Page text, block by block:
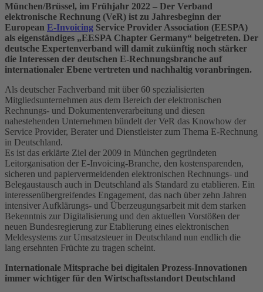
München/Brüssel, im Frühjahr 2022 – Der Verband
elektronische Rechnung (VeR) ist zu Jahresbeginn der
European E-Invoicing Service Provider Association (EESPA)
als eigenständiges „EESPA Chapter Germany“ beigetreten. Der
deutsche Expertenverband will damit zukünftig noch stärker
die Interessen der deutschen E-Rechnungsbranche auf
internationaler Ebene vertreten und nachhaltig voranbringen.
Als deutscher Fachverband mit über 60 spezialisierten
Mitgliedsunternehmen aus dem Bereich der elektronischen
Rechnungs- und Dokumentenverarbeitung und diesen
nahestehenden Unternehmen bündelt der VeR das Knowhow der
Service Provider, Berater und Dienstleister zum Thema E-Rechnung
in Deutschland.
Es ist das erklärte Ziel der 2009 in München gegründeten
Leitorganisation der E-Invoicing-Branche, den kostensparenden,
sicheren und papiervermeidenden elektronischen Rechnungs- und
Belegaustausch auch in Deutschland als Standard zu etablieren. Ein
interessenübergreifendes Engagement, das nach über zehn Jahren
intensiver Aufklärungs- und Überzeugungsarbeit mit dem starken
Bekenntnis zur Digitalisierung und den aktuellen Vorstößen der
neuen Bundesregierung zur Etablierung eines elektronischen
Meldesystems zur Umsatzsteuer in Deutschland nun endlich die
lang ersehnten Früchte zu tragen scheint.
Internationale Mitsprache bei digitalen Prozess-Innovationen
immer wichtiger für den Wirtschaftsstandort Deutschland